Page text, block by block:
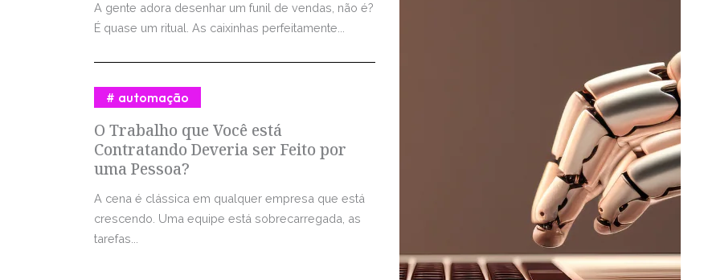
A gente adora desenhar um funil de vendas, não é?
É quase um ritual. As caixinhas perfeitamente...
O Trabalho que Você está
Contratando Deveria ser Feito por
uma Pessoa?
automação
A cena é clássica em qualquer empresa que está
crescendo. Uma equipe está sobrecarregada, as
tarefas...